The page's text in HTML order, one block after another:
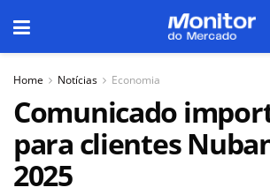
Home Notícias Economia
Comunicado
para clientes
2025